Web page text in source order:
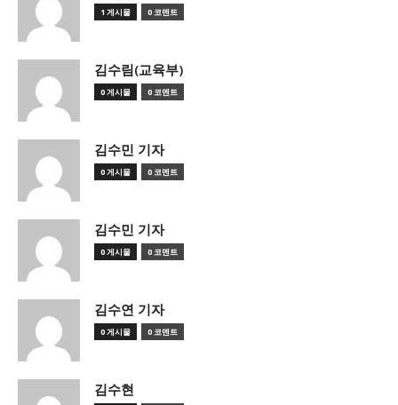
1 게시물 0 코멘트
김수림(교육부)
0 게시물 0 코멘트
김수민 기자
0 게시물 0 코멘트
김수민 기자
0 게시물 0 코멘트
김수연 기자
0 게시물 0 코멘트
김수현